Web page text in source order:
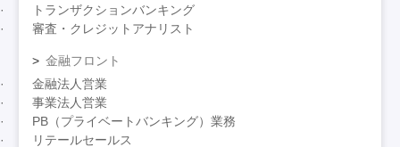
トランザクションバンキング
審査・クレジットアナリスト
金融フロント
金融法人営業
事業法人営業
PB（プライベートバンキング）業務
リテールセールス